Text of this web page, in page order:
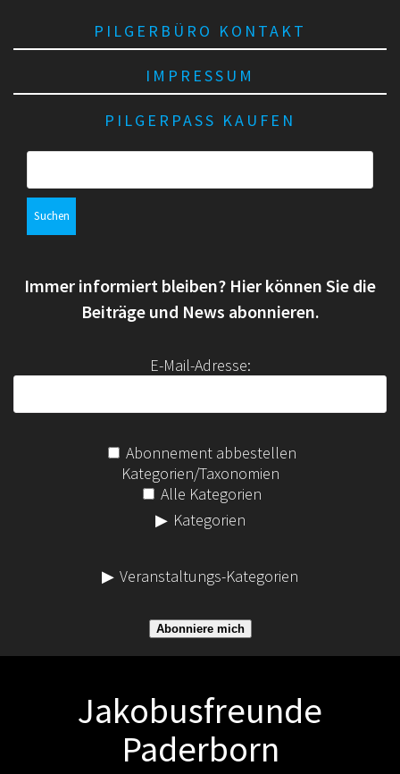
PILGERBÜRO KONTAKT
IMPRESSUM
PILGERPASS KAUFEN
n
a
:
Immer informiert bleiben? Hier können Sie die
Beiträge und News abonnieren.
E-Mail-Adresse:
Abonnement abbestellen
Kategorien/Taxonomien
Alle Kategorien
Kategorien
Veranstaltungs-Kategorien
Abonniere mich
Jakobusfreunde
Paderborn